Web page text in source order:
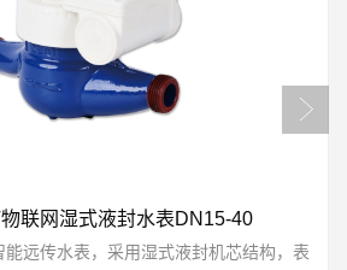
NB-loT物联网湿式液封水表DN15-40
能远传水表，采用湿式液封机芯结构，表